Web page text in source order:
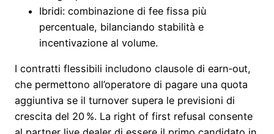
Ibridi: combinazione di fee fissa più
percentuale, bilanciando stabilità e
incentivazione al volume.
I contratti flessibili includono clausole di earn‑out,
che permettono all’operatore di pagare una quota
aggiuntiva se il turnover supera le previsioni di
crescita del 20 %. La right of first refusal consente